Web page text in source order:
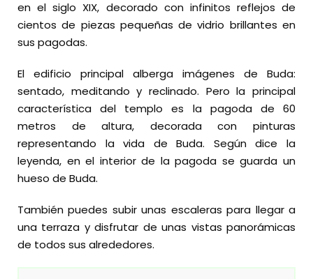
en el siglo XIX, decorado con infinitos reflejos de
cientos de piezas pequeñas de vidrio brillantes en
sus pagodas.
El edificio principal alberga imágenes de Buda:
sentado, meditando y reclinado. Pero la principal
característica del templo es la pagoda de 60
metros de altura, decorada con pinturas
representando la vida de Buda. Según dice la
leyenda, en el interior de la pagoda se guarda un
hueso de Buda.
También puedes subir unas escaleras para llegar a
una terraza y disfrutar de unas vistas panorámicas
de todos sus alrededores.